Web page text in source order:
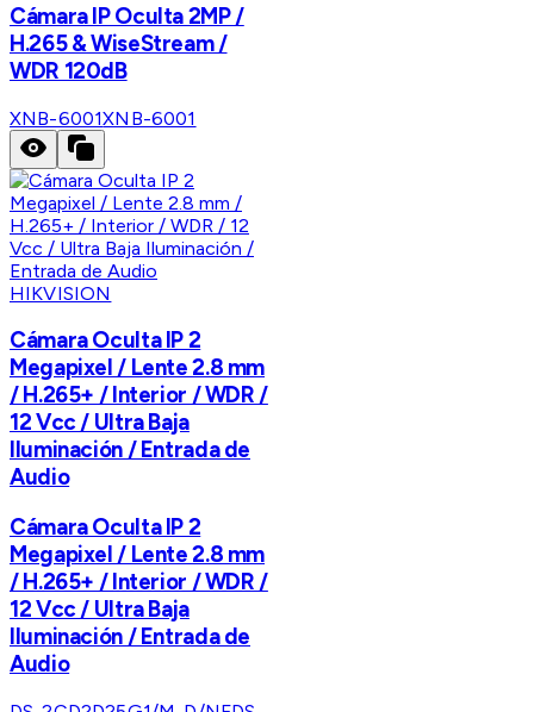
Cámara IP Oculta 2MP /
H.265 & WiseStream /
WDR 120dB
XNB-6001XNB-6001
HIKVISION
Cámara Oculta IP 2
Megapixel / Lente 2.8 mm
/ H.265+ / Interior / WDR /
12 Vcc / Ultra Baja
Iluminación / Entrada de
Audio
Cámara Oculta IP 2
Megapixel / Lente 2.8 mm
/ H.265+ / Interior / WDR /
12 Vcc / Ultra Baja
Iluminación / Entrada de
Audio